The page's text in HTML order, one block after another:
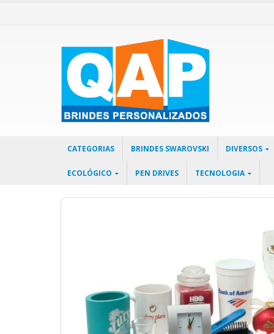
CATEGORIAS BRINDES SWAROVSKI DIVERSOS
ECOLÓGICO PEN DRIVES TECNOLOGIA